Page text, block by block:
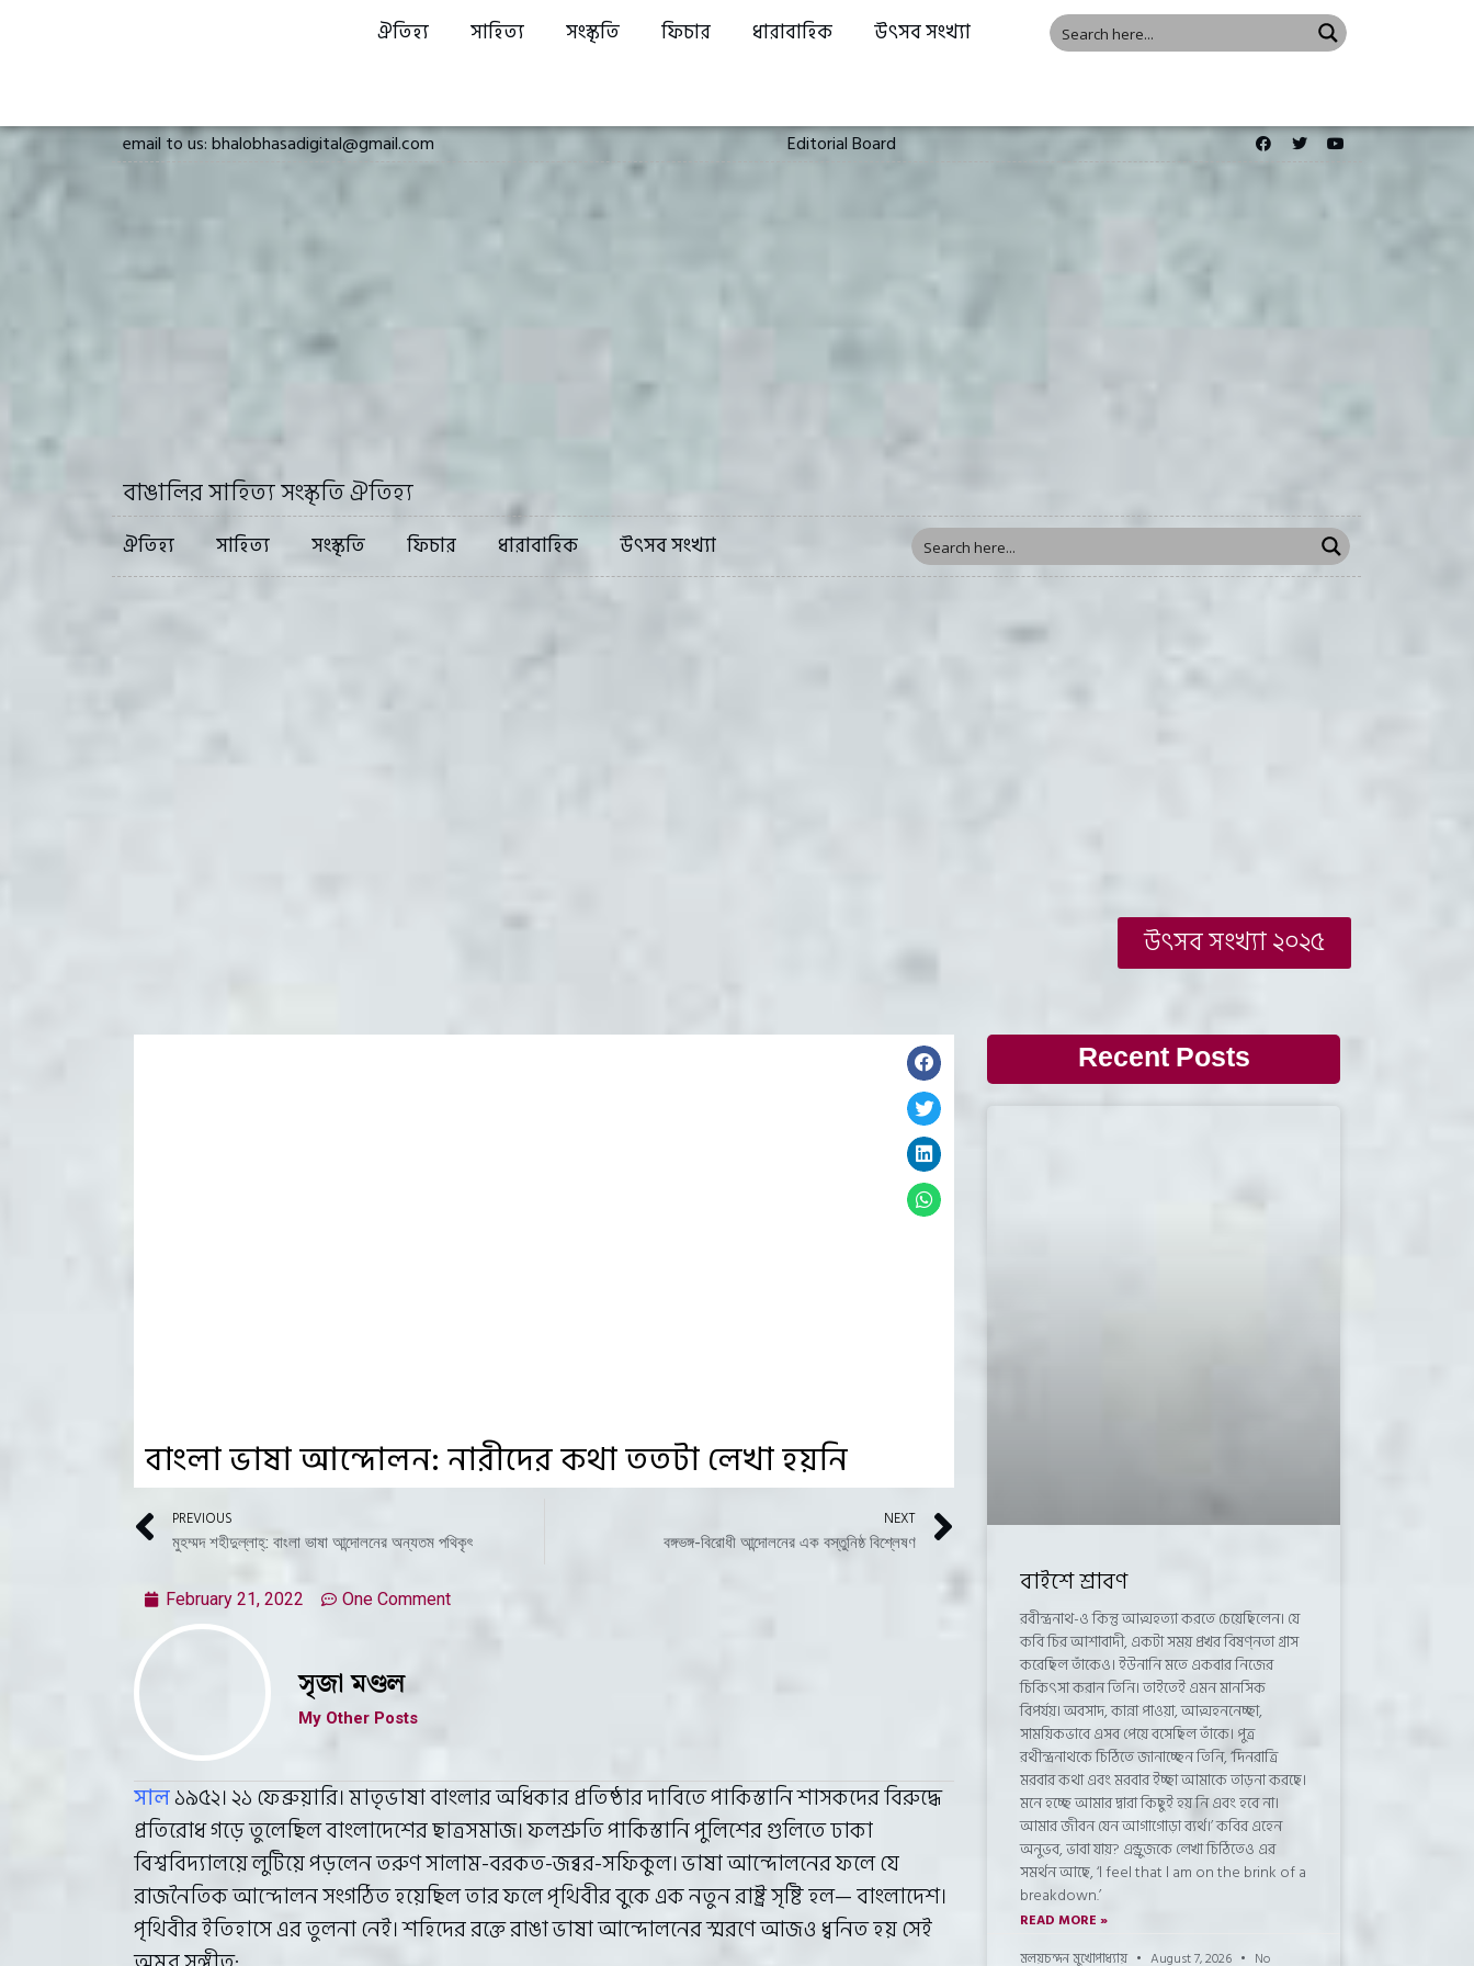
ঐতিহ্য সাহিত্য সংস্কৃতি ফিচার ধারাবাহিক উৎসব সংখ্যা
email to us: bhalobhasadigital@gmail.com Editorial Board
বাঙালির সাহিত্য সংস্কৃতি ঐতিহ্য
ঐতিহ্য সাহিত্য সংস্কৃতি ফিচার ধারাবাহিক উৎসব সংখ্যা
উৎসব সংখ্যা ২০২৫
বাংলা ভাষা আন্দোলন: নারীদের কথা ততটা লেখা হয়নি
PREVIOUS
মুহম্মদ শহীদুল্লাহ্: বাংলা ভাষা আন্দোলনের অন্যতম পথিকৃৎ
NEXT
বঙ্গভঙ্গ-বিরোধী আন্দোলনের এক বস্তুনিষ্ঠ বিশ্লেষণ
February 21, 2022 One Comment
সৃজা মণ্ডল
My Other Posts
সাল১৯৫২। ২১ ফেব্রুয়ারি। মাতৃভাষা বাংলার অধিকার প্রতিষ্ঠার দাবিতে পাকিস্তানি শাসকদের বিরুদ্ধে
প্রতিরোধ গড়ে তুলেছিল বাংলাদেশের ছাত্রসমাজ। ফলশ্রুতি পাকিস্তানি পুলিশের গুলিতে ঢাকা
বিশ্ববিদ্যালয়ে লুটিয়ে পড়লেন তরুণ সালাম-বরকত-জব্বর-সফিকুল। ভাষা আন্দোলনের ফলে যে
রাজনৈতিক আন্দোলন সংগঠিত হয়েছিল তার ফলে পৃথিবীর বুকে এক নতুন রাষ্ট্র সৃষ্টি হল— বাংলাদেশ।
পৃথিবীর ইতিহাসে এর তুলনা নেই। শহিদের রক্তে রাঙা ভাষা আন্দোলনের স্মরণে আজও ধ্বনিত হয় সেই
Recent Posts
বাইশে শ্রাবণ
রবীন্দ্রনাথ-ও কিন্তু আত্মহত্যা করতে চেয়েছিলেন। যে
কবি চির আশাবাদী, একটা সময় প্রখর বিষণ্নতা গ্রাস
করেছিল তাঁকেও। ইউনানি মতে একবার নিজের
চিকিৎসা করান তিনি। তাইতেই এমন মানসিক
বিপর্যয়। অবসাদ, কান্না পাওয়া, আত্মহননেচ্ছা,
সাময়িকভাবে এসব পেয়ে বসেছিল তাঁকে। পুত্র
রথীন্দ্রনাথকে চিঠিতে জানাচ্ছেন তিনি, ‘দিনরাত্রি
মরবার কথা এবং মরবার ইচ্ছা আমাকে তাড়না করছে।
মনে হচ্ছে আমার দ্বারা কিছুই হয় নি এবং হবে না।
আমার জীবন যেন আগাগোড়া ব্যর্থ।’ কবির এহেন
অনুভব, ভাবা যায়? এন্ড্রুজকে লেখা চিঠিতেও এর
সমর্থন আছে, ‘l feel that l am on the brink of a
breakdown.’
READ MORE »
মলয়চন্দন মুখোপাধ্যায়
August 7, 2026 No